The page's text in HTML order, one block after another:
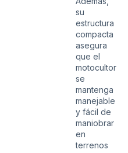
su
estructura
compacta
asegura
que el
motocultor
se
mantenga
manejable
y fácil de
maniobrar
en
terrenos